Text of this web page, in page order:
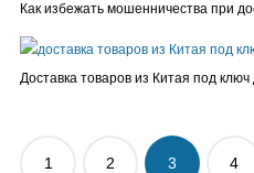
Как избежать мошенничества при
Доставка товаров из Китая под
Пагинация
1 2 3 4